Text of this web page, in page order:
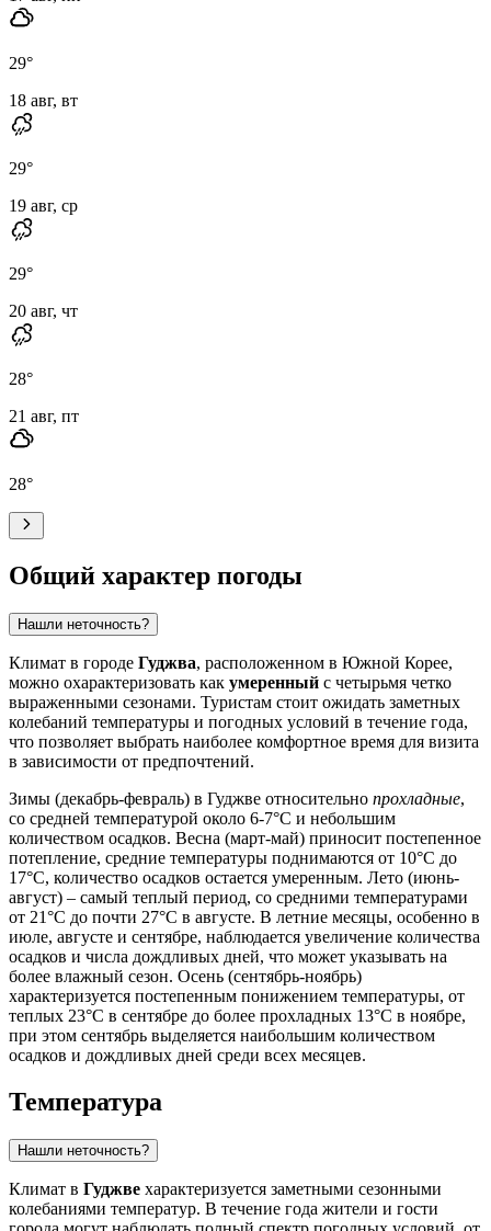
29°
18 авг, вт
29°
19 авг, ср
29°
20 авг, чт
28°
21 авг, пт
28°
Общий характер погоды
Нашли неточность?
Климат в городе Гуджва, расположенном в Южной Корее,
можно охарактеризовать как умеренный с четырьмя четко
выраженными сезонами. Туристам стоит ожидать заметных
колебаний температуры и погодных условий в течение года,
что позволяет выбрать наиболее комфортное время для визита
в зависимости от предпочтений.
Зимы (декабрь-февраль) в Гуджве относительно прохладные,
со средней температурой около 6-7°C и небольшим
количеством осадков. Весна (март-май) приносит постепенное
потепление, средние температуры поднимаются от 10°C до
17°C, количество осадков остается умеренным. Лето (июнь-
август) – самый теплый период, со средними температурами
от 21°C до почти 27°C в августе. В летние месяцы, особенно в
июле, августе и сентябре, наблюдается увеличение количества
осадков и числа дождливых дней, что может указывать на
более влажный сезон. Осень (сентябрь-ноябрь)
характеризуется постепенным понижением температуры, от
теплых 23°C в сентябре до более прохладных 13°C в ноябре,
при этом сентябрь выделяется наибольшим количеством
осадков и дождливых дней среди всех месяцев.
Температура
Нашли неточность?
Климат в Гуджве характеризуется заметными сезонными
колебаниями температур. В течение года жители и гости